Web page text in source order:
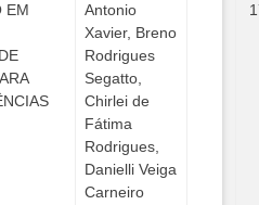
EM
Antonio
Xavier, Breno
Rodrigues
Segatto,
Chirlei de
Fátima
Rodrigues,
Danielli Veiga
Carneiro